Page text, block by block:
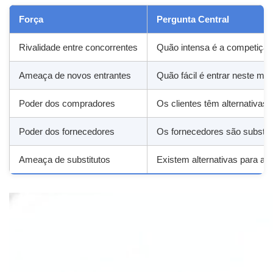
Força Pergunta Central
Rivalidade entre concorrentes Quão intensa é a
Ameaça de novos entrantes Quão fácil é entrar neste
Poder dos compradores Os clientes têm alternativas
Poder dos fornecedores Os fornecedores são
Ameaça de substitutos Existem alternativas para a